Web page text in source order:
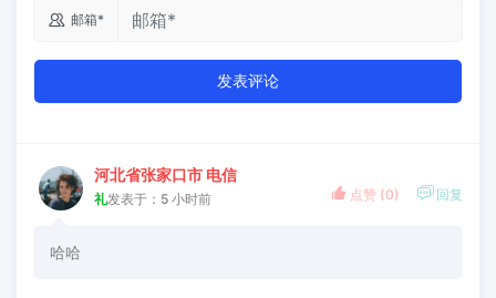
 邮箱*
发表评论
河北省张家口市 电信
礼发表于：5 小时前
哈哈
 点赞 (0)  回复